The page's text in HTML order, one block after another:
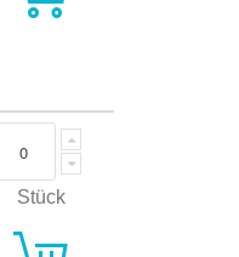
Stück